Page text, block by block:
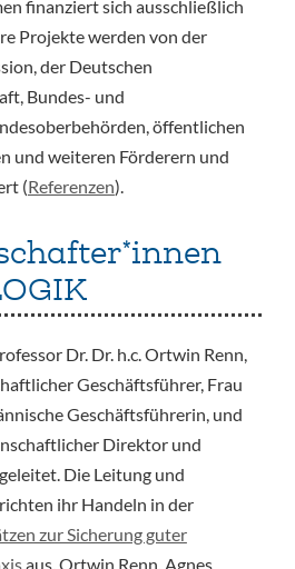
finanziert sich ausschließlich
Projekte werden von der
der Deutschen
Bundes- und
öffentlichen
und weiteren Förderern und
(Referenzen).
Dr. Dr. h.c. Ortwin Renn,
Geschäftsführer, Frau
Geschäftsführerin, und
Direktor und
Die Leitung und
ihr Handeln in der
zur Sicherung guter
aus. Ortwin Renn, Agnes